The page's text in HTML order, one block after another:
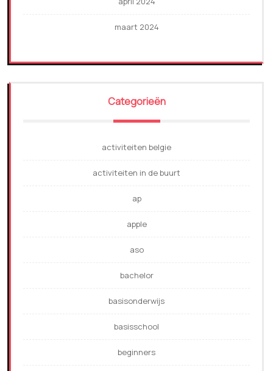
maart 2024
Categorieën
activiteiten belgie
activiteiten in de buurt
ap
apple
aso
bachelor
basisonderwijs
basisschool
beginners